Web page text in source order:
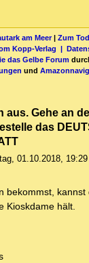
am Meer| Zum
Kopp-Verlag |
das Gelbe Forum
und
aus. Gehe an
das
01.10.2018, 19:29
bekommst,
Kioskdame hält.